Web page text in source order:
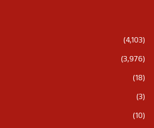
(4,103)
(3,976)
(18)
(3)
(10)